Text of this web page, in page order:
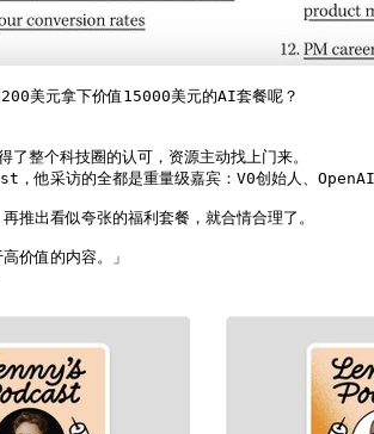
美元拿下价值15000美元的AI套餐呢？
了整个科技圈的认可，资源主动找上门来。
，他采访的全都是重量级嘉宾：V0创始人、
推出看似夸张的福利套餐，就合情合理了。
价值的内容。」